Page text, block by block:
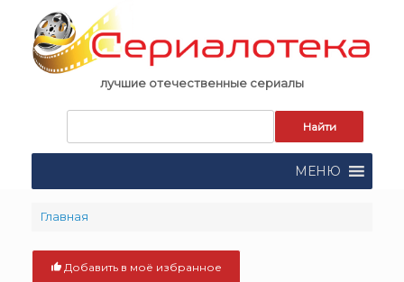
content
лучшие отечественные сериалы
поиска:
МЕНЮ
Главная
Добавить в моё избранное